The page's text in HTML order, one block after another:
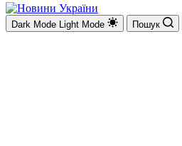
Dark Mode Light Mode Пошук